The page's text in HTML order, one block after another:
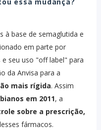
à base de semaglutida e
em parte por
seu uso "off label" para
da Anvisa para a
mais rígida. Assim
em 2011, a
sobre a prescrição,
fármacos.